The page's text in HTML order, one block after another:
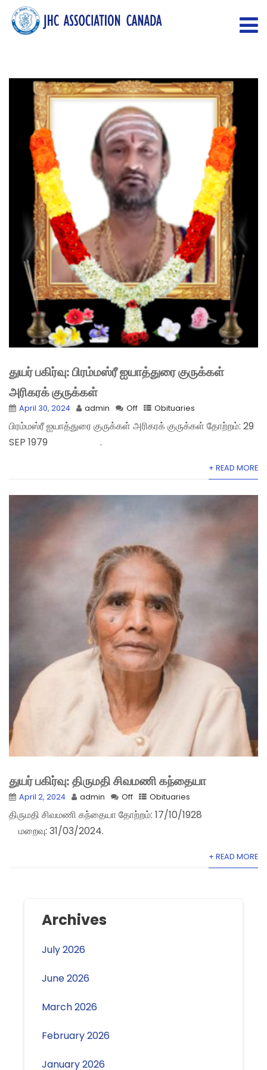
துயர் பகிர்வு: பிரம்மஸ்ரீ ஐயாத்துரை குருக்கள்
அரிகரக் குருக்கள்
April 30, 2024 admin Off Obituaries
பிரம்மஸ்ரீ ஐயாத்துரை குருக்கள் அரிகரக் குருக்கள் தோற்றம்: 29
SEP 1979 .
+ READ MORE
துயர் பகிர்வு: திருமதி சிவமணி கந்தையா
April 2, 2024 admin Off Obituaries
திருமதி சிவமணி கந்தையா தோற்றம்: 17/10/1928
மறைவு: 31/03/2024.
+ READ MORE
Archives
July 2026
June 2026
March 2026
February 2026
January 2026